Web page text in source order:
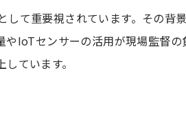
建設業の現場で見られる環
研究開発拠点が牽引する柏の建
建設業界で注目の研究開発
て重要視されています。その
IoTセンサーの活用が現場監督
ています。